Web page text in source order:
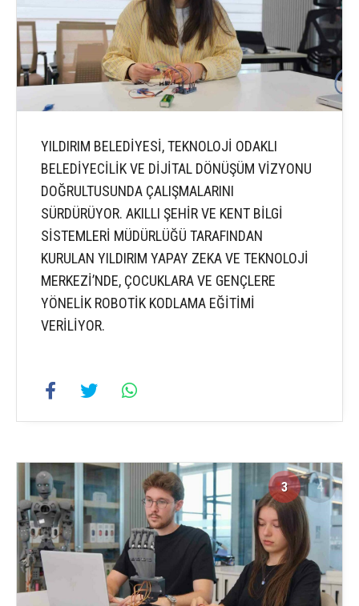
YILDIRIM BELEDİYESİ, TEKNOLOJİ ODAKLI
BELEDİYECİLİK VE DİJİTAL DÖNÜŞÜM VİZYONU
DOĞRULTUSUNDA ÇALIŞMALARINI
SÜRDÜRÜYOR. AKILLI ŞEHİR VE KENT BİLGİ
SİSTEMLERİ MÜDÜRLÜĞÜ TARAFINDAN
KURULAN YILDIRIM YAPAY ZEKA VE TEKNOLOJİ
MERKEZİ’NDE, ÇOCUKLARA VE GENÇLERE
YÖNELİK ROBOTİK KODLAMA EĞİTİMİ
VERİLİYOR.
3 4